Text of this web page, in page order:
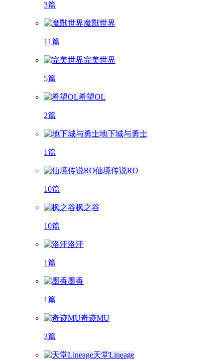
3篇
魔獸世界
11篇
完美世界
5篇
希望OL
2篇
地下城与勇士
1篇
仙境传说RO
10篇
枫之谷
10篇
洛汗
1篇
墨香
1篇
奇迹MU
3篇
天堂Lineage